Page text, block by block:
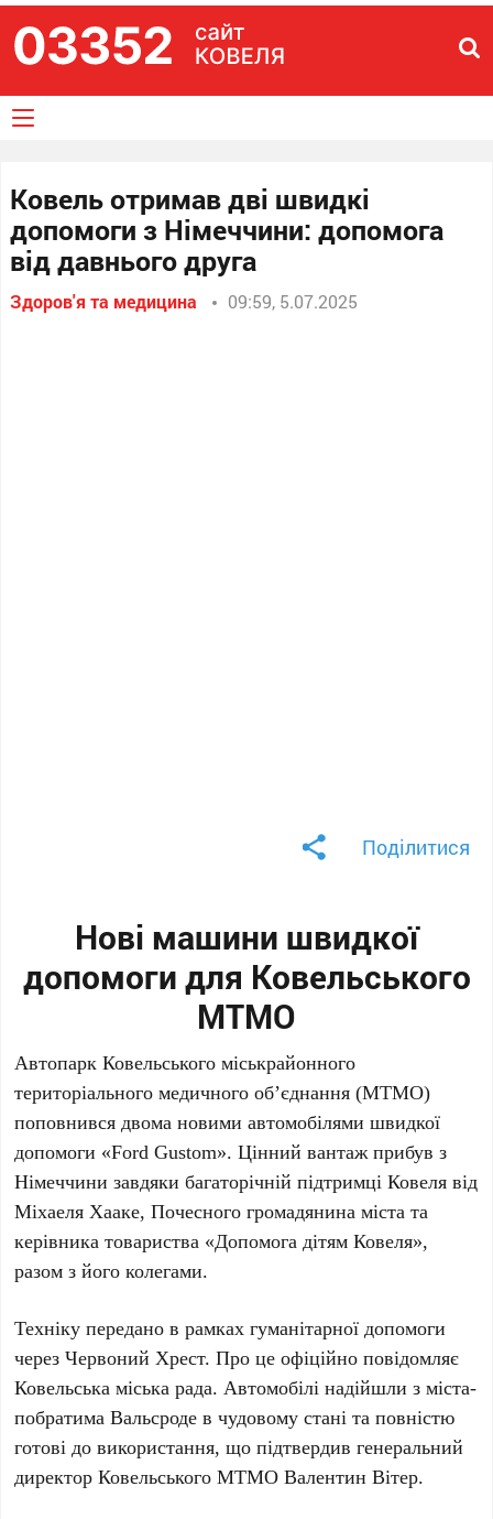
Ковель отримав дві швидкі
допомоги з Німеччини: допомога
від давнього друга
Здоров'я та медицина 09:59, 5.07.2025
Поділитися
Нові машини швидкої
допомоги для Ковельського
МТМО
Автопарк Ковельського міськрайонного
територіального медичного об’єднання (МТМО)
поповнився двома новими автомобілями швидкої
допомоги «Ford Gustom». Цінний вантаж прибув з
Німеччини завдяки багаторічній підтримці Ковеля від
Міхаеля Хааке, Почесного громадянина міста та
керівника товариства «Допомога дітям Ковеля»,
разом з його колегами.
Техніку передано в рамках гуманітарної допомоги
через Червоний Хрест. Про це офіційно повідомляє
Ковельська міська рада. Автомобілі надійшли з міста-
побратима Вальсроде в чудовому стані та повністю
готові до використання, що підтвердив генеральний
директор Ковельського МТМО Валентин Вітер.